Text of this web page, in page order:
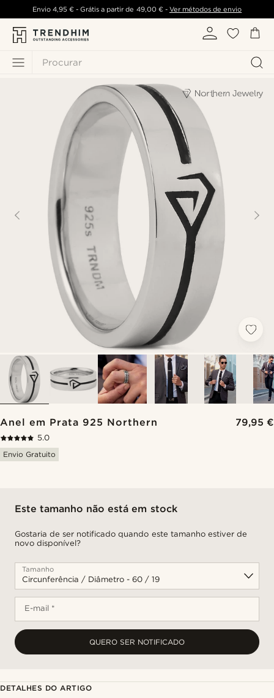
Procurar
Envio 4,95 €- Grátis a partir de 49,00 €- Ver métodos de envio
Anel em Prata 925 Northern 79,95 €
5.0
Envio Gratuito
Este tamanho não está em stock
Gostaria de ser notificado quando este tamanho estiver de
novo disponível?
Tamanho
E-mail *
QUERO SER NOTIFICADO
DETALHES DO ARTIGO